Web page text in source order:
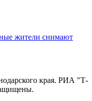
жители снимают
края. РИА "Т-